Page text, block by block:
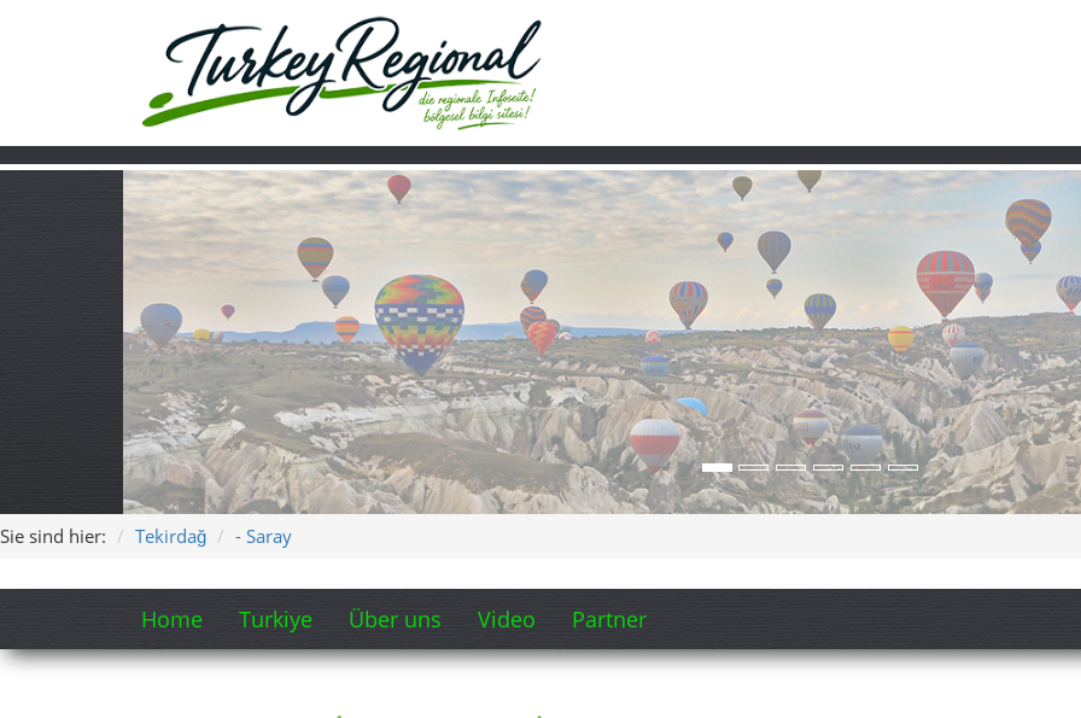
Tekirdağ - Saray
Home Turkiye Über uns Video
Saray (Tekirdağ): Istranca-Wälder,
stille Trakya-Momente
Song: „Saray – Wo der Wald leise singt“